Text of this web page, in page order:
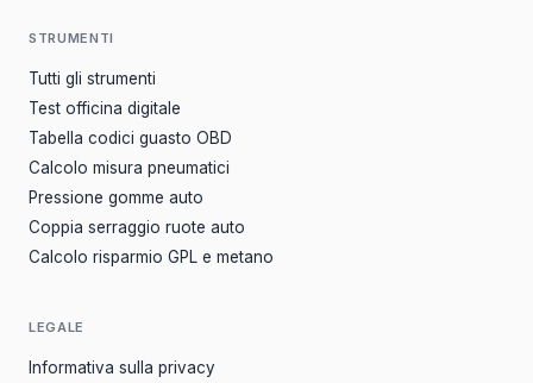
STRUMENTI
Tutti gli strumenti
Test officina digitale
Tabella codici guasto OBD
Calcolo misura pneumatici
Pressione gomme auto
Coppia serraggio ruote auto
Calcolo risparmio GPL e metano
LEGALE
Informativa sulla privacy